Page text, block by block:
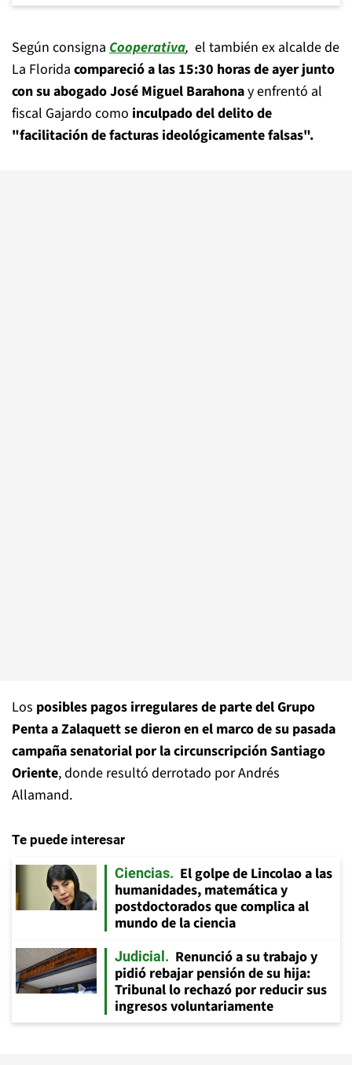
Según consigna Cooperativa, el también ex alcalde de
La Florida compareció a las 15:30 horas de ayer junto
con su abogado José Miguel Barahonay enfrentó al
fiscal Gajardo como inculpado del delito de
"facilitación de facturas ideológicamente falsas".
Los posibles pagos irregulares de parte del Grupo
Penta a Zalaquett se dieron en el marco de su pasada
campaña senatorial por la circunscripción Santiago
Oriente, donde resultó derrotado por Andrés
Allamand.
Te puede interesar
Ciencias
El golpe de Lincolao a las
humanidades, matemática y
postdoctorados que complica al
mundo de la ciencia
Judicial
Renunció a su trabajo y
pidió rebajar pensión de su hija:
Tribunal lo rechazó por reducir sus
ingresos voluntariamente